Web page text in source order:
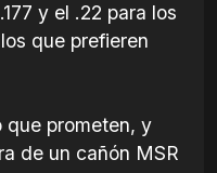
y el .22 para los
que prefieren
que prometen, y
de un cañón MSR